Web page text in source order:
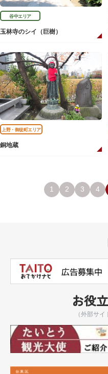
谷中エリア
玉林寺のシイ（巨樹）
上野・御徒町エリア
銅地蔵
1 2 3 4
お役
（外部サイ